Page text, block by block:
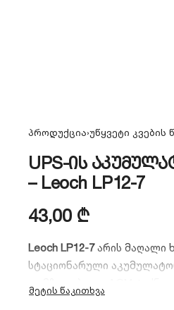
პროდუქცია›უწყვეტი კვების
UPS-ის
– Leoch LP12-7
43,00 ₾
Leoch LP12-7არის მაღალი
სტაციონარული
გამოირჩევა ხანგრძლივი